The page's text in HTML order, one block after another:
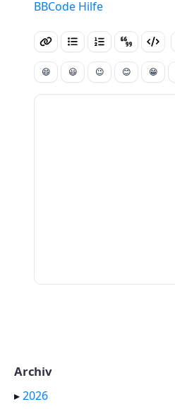
BBCode Hilfe
😄 😃 😉 😊 😁
Archiv
▸2026